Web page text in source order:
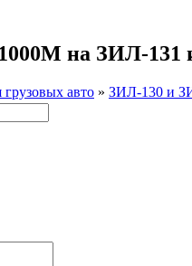
на ЗИЛ-
грузовых авто » ЗИЛ-130 и